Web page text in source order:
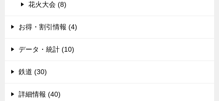
花火大会 (8)
お得・割引情報 (4)
データ・統計 (10)
鉄道 (30)
詳細情報 (40)